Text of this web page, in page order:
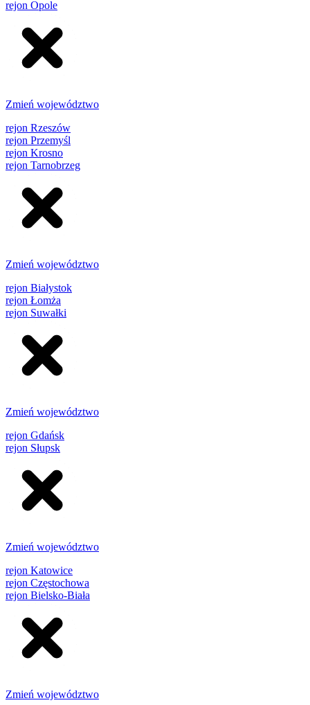
rejon Opole
Zmień województwo
rejon Rzeszów
rejon Przemyśl
rejon Krosno
rejon Tarnobrzeg
Zmień województwo
rejon Białystok
rejon Łomża
rejon Suwałki
Zmień województwo
rejon Gdańsk
rejon Słupsk
Zmień województwo
rejon Katowice
rejon Częstochowa
rejon Bielsko-Biała
Zmień województwo